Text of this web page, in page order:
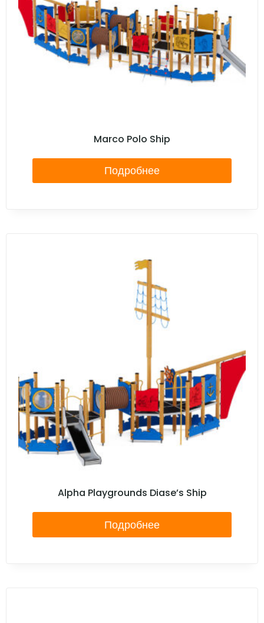
Marco Polo Ship
Подробнее
Alpha Playgrounds Diase’s Ship
Подробнее